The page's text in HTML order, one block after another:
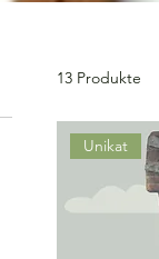
13 Produkte
Unikat